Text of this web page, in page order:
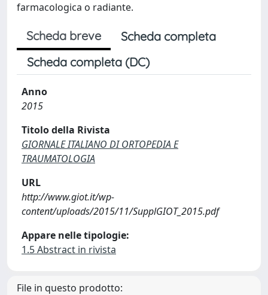
farmacologica o radiante.
Scheda breve
Scheda completa
Scheda completa (DC)
Anno
2015
Titolo della Rivista
GIORNALE ITALIANO DI ORTOPEDIA E
TRAUMATOLOGIA
URL
http://www.giot.it/wp-
content/uploads/2015/11/SupplGIOT_2015.pdf
Appare nelle tipologie:
1.5 Abstract in rivista
File in questo prodotto: